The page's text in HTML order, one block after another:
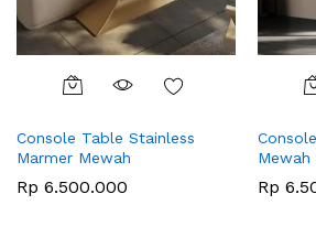
Console Table Stainless
Marmer Mewah
Rp 6.500.000 Rp